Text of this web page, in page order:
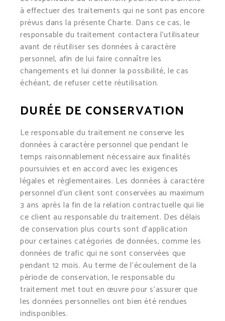
à effectuer des traitements qui ne sont pas encore
prévus dans la présente Charte. Dans ce cas, le
responsable du traitement contactera l’utilisateur
avant de réutiliser ses données à caractère
personnel, afin de lui faire connaître les
changements et lui donner la possibilité, le cas
échéant, de refuser cette réutilisation.
DURÉE DE CONSERVATION
Le responsable du traitement ne conserve les
données à caractère personnel que pendant le
temps raisonnablement nécessaire aux finalités
poursuivies et en accord avec les exigences
légales et réglementaires. Les données à caractère
personnel d’un client sont conservées au maximum
3 ans après la fin de la relation contractuelle qui lie
ce client au responsable du traitement. Des délais
de conservation plus courts sont d’application
pour certaines catégories de données, comme les
données de trafic qui ne sont conservées que
pendant 12 mois. Au terme de l’écoulement de la
période de conservation, le responsable du
traitement met tout en œuvre pour s’assurer que
les données personnelles ont bien été rendues
indisponibles.